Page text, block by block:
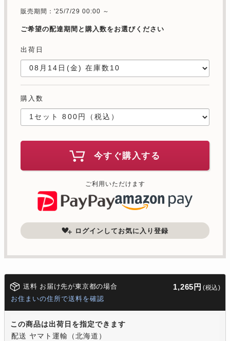
販売期間：'25/7/29 00:00 ～
ご希望の配達期間と購入数をお選びください
出荷日
購入数
今すぐ購入する
ご利用いただけます
ログインしてお気に入り登録
送料 お届け先が東京都の場合 1,265円 (税込)
お住まいの住所で送料を確認
この商品は出荷日を指定できます
配送 ヤマト運輸（北海道）